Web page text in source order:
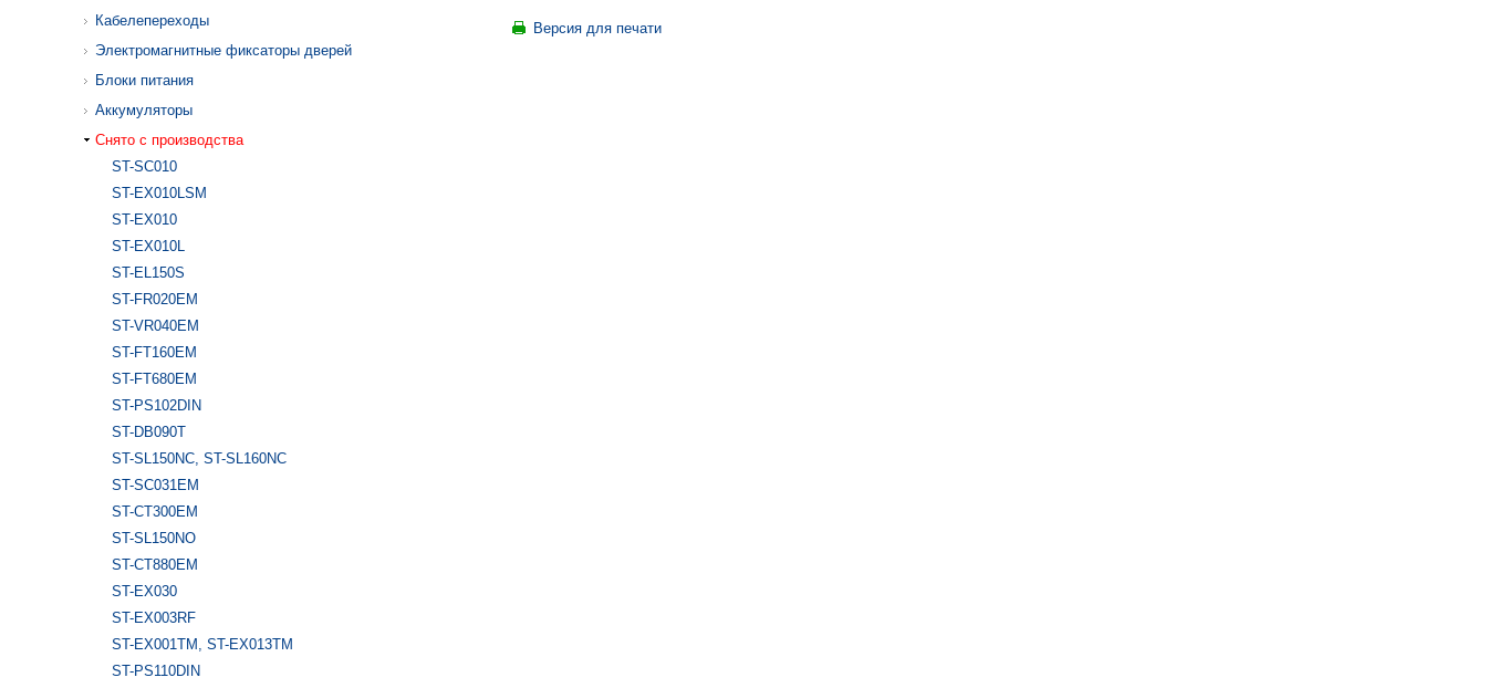
Кабелепереходы
Электромагнитные фиксаторы дверей
Блоки питания
Аккумуляторы
Снято с производства
ST-SC010
ST-EX010LSM
ST-EX010
ST-EX010L
ST-EL150S
ST-FR020EM
ST-VR040EM
ST-FT160EM
ST-FT680EM
ST-PS102DIN
ST-DB090T
ST-SL150NC, ST-SL160NC
ST-SC031EM
ST-CT300EM
ST-SL150NO
ST-CT880EM
ST-EX030
ST-EX003RF
ST-EX001TM, ST-EX013TM
ST-PS110DIN
Версия для печати